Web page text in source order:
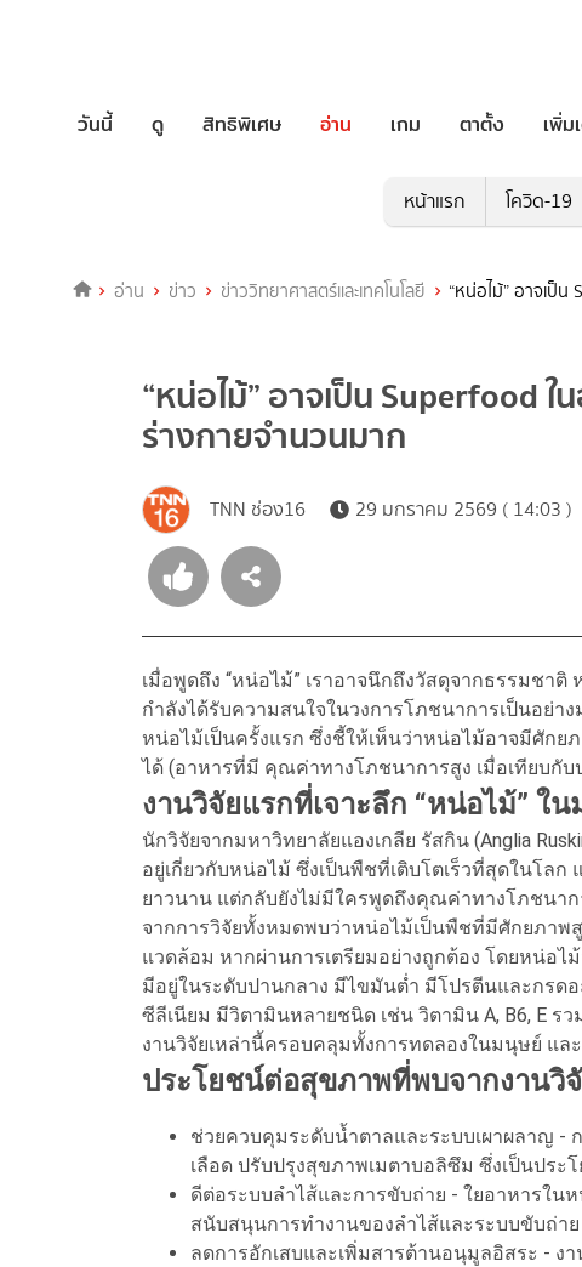
วันนี้ ดู สิทธิพิเศษ อ่าน เกม ตาตั้ง เพิ่ม
หน้าแรก โควิด-19
อ่าน ข่าว ข่าววิทยาศาสตร์และเทคโนโลยี “หน่อไม้” อาจเป็
“หน่อไม้” อาจเป็น Superfood
ร่างกายจำนวนมาก
TNN ช่อง16 29 มกราคม 2569 ( 14:03 )
เมื่อพูดถึง “หน่อไม้” เราอาจนึกถึงวัสดุจากธรรมช
กำลังได้รับความสนใจในวงการโภชนาการเป็นอย่า
หน่อไม้เป็นครั้งแรก ซึ่งชี้ให้เห็นว่าหน่อไม้อาจมีศักย
ได้ (อาหารที่มี คุณค่าทางโภชนาการสูง เมื่อเทียบกั
งานวิจัยแรกที่เจาะลึก “หน่อไม้” ใ
นักวิจัยจากมหาวิทยาลัยแองเกลีย รัสกิน (Anglia
อยู่เกี่ยวกับหน่อไม้ ซึ่งเป็นพืชที่เติบโตเร็วที่สุดในโลก
ยาวนาน แต่กลับยังไม่มีใครพูดถึงคุณค่าทางโภชนาก
จากการวิจัยทั้งหมดพบว่าหน่อไม้เป็นพืชที่มีศักยภาพ
แวดล้อม หากผ่านการเตรียมอย่างถูกต้อง โดยหน่อ
มีอยู่ในระดับปานกลาง มีไขมันต่ำ มีโปรตีนและกรด
ซีลีเนียม มีวิตามินหลายชนิด เช่น วิตามิน A, B6, E ร
งานวิจัยเหล่านี้ครอบคลุมทั้งการทดลองในมนุษย์ แ
ประโยชน์ต่อสุขภาพที่พบจากงานวิ
ช่วยควบคุมระดับน้ำตาลและระบบเผาผลาญ
เลือด ปรับปรุงสุขภาพเมตาบอลิซึม ซึ่งเป็นประ
ดีต่อระบบลำไส้และการขับถ่าย - ใยอาหารใน
สนับสนุนการทำงานของลำไส้และระบบขับถ่าย
ลดการอักเสบและเพิ่มสารต้านอนุมูลอิสระ - ง